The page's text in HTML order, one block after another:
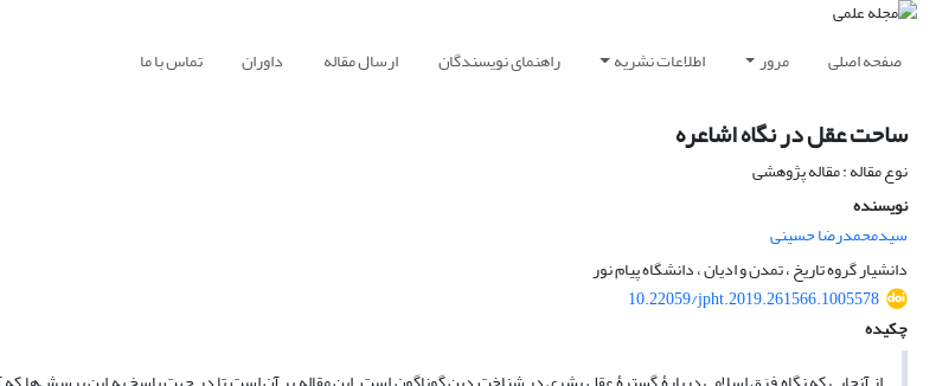
صفحه اصلی مرور اطلاعات نشریه راهنمای نویسندگان ارسال مقاله داوران تماس با ما
ساحت عقل در نگاه اشاعره
نوع مقاله : مقاله پژوهشی
نویسنده
سیدمحمدرضا حسینی
دانشیار گروه تاریخ ، تمدن و ادیان ، دانشگاه پیام نور
10.22059/jpht.2019.261566.1005578
چکیده